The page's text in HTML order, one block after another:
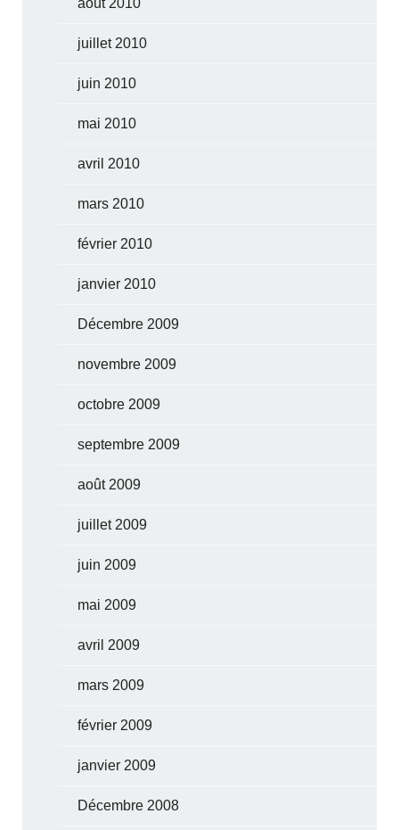
juillet 2010
juin 2010
mai 2010
avril 2010
mars 2010
février 2010
janvier 2010
Décembre 2009
novembre 2009
octobre 2009
septembre 2009
août 2009
juillet 2009
juin 2009
mai 2009
avril 2009
mars 2009
février 2009
janvier 2009
Décembre 2008